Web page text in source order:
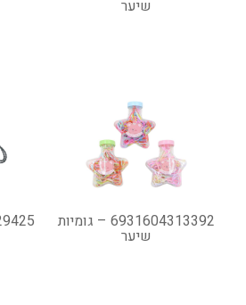
שיער
6931604313392 – גומיות
שיער